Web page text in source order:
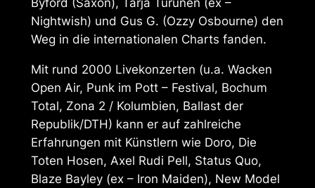
Nightwish) und Gus G. (Ozzy Osbourne) den
Weg in die internationalen Charts fanden.
Mit rund 2000 Livekonzerten (u.a. Wacken
Open Air, Punk im Pott – Festival, Bochum
Total, Zona 2 / Kolumbien, Ballast der
Republik/DTH) kann er auf zahlreiche
Erfahrungen mit Künstlern wie Doro, Die
Toten Hosen, Axel Rudi Pell, Status Quo,
Blaze Bayley (ex – Iron Maiden), New Model